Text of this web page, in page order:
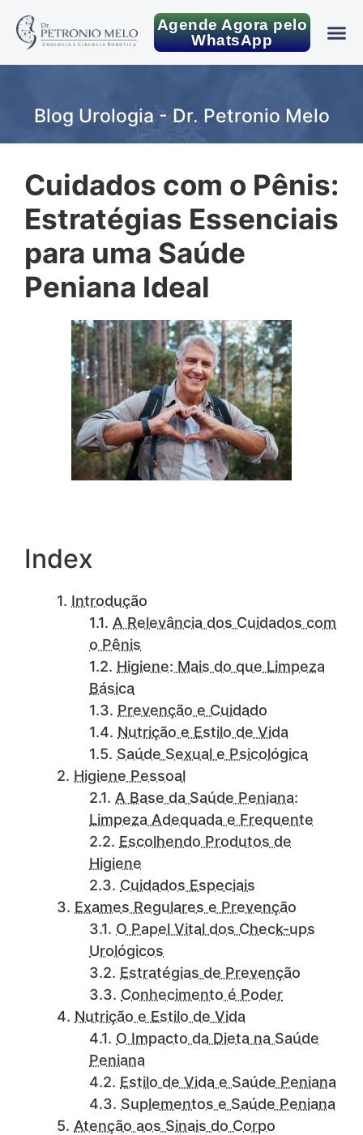
Agende Agora pelo
WhatsApp
Blog Urologia - Dr. Petronio Melo
Cuidados com o Pênis:
Estratégias Essenciais
para uma Saúde
Peniana Ideal
Index
Introdução
A Relevância dos Cuidados com
o Pênis
Higiene: Mais do que Limpeza
Básica
Prevenção e Cuidado
Nutrição e Estilo de Vida
Saúde Sexual e Psicológica
Higiene Pessoal
A Base da Saúde Peniana:
Limpeza Adequada e Frequente
Escolhendo Produtos de
Higiene
Cuidados Especiais
Exames Regulares e Prevenção
O Papel Vital dos Check-ups
Urológicos
Estratégias de Prevenção
Conhecimento é Poder
Nutrição e Estilo de Vida
O Impacto da Dieta na Saúde
Peniana
Estilo de Vida e Saúde Peniana
Suplementos e Saúde Peniana
Atenção aos Sinais do Corpo